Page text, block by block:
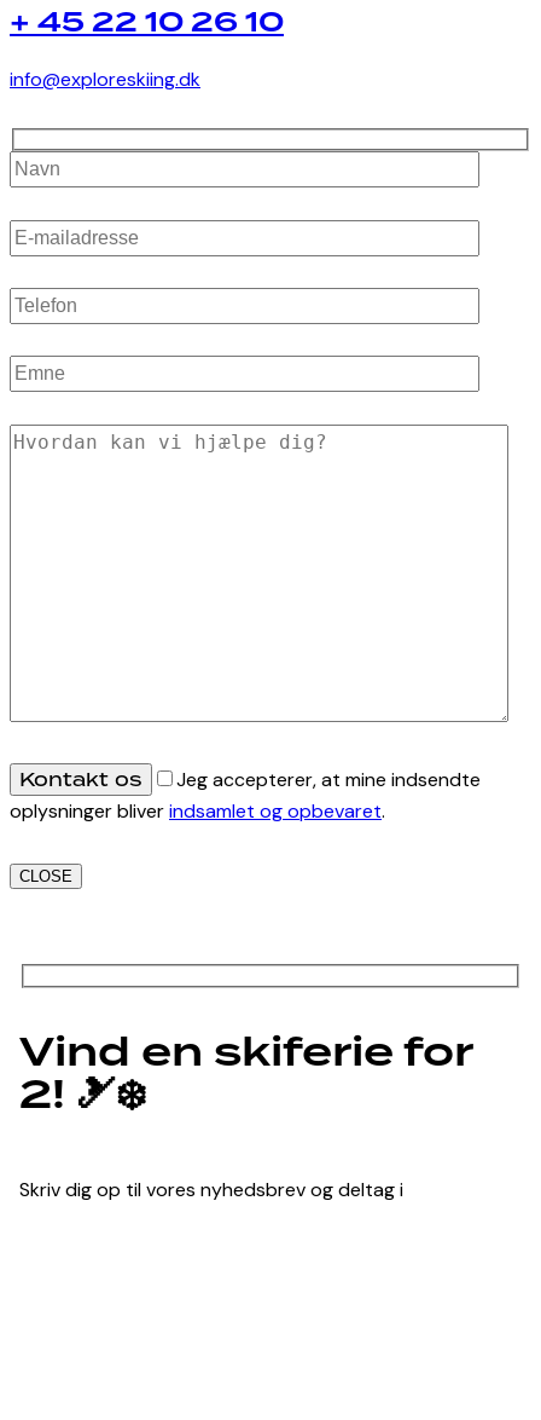
+ 45 22 10 26 10
info@exploreskiing.dk
Jeg accepterer, at mine indsendte
oplysninger bliverindsamlet og opbevaret.
CLOSE
Vind en skiferie for
2! 🎿❄️
Skriv dig op til vores nyhedsbrev og deltag i